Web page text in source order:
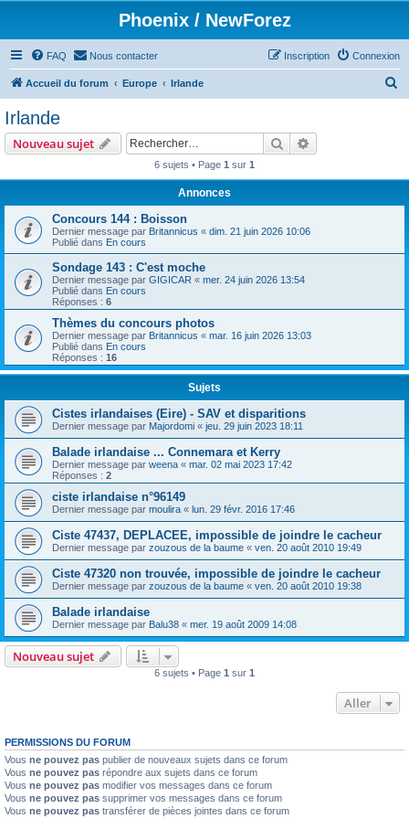
Phoenix / NewForez
FAQ Nous contacter Connexion
Inscription
Accueil du forum Europe Irlande
e
Irlande
Nouveau sujet Rechercher
6 sujets • Page 1 sur 1
Annonces
Concours 144 : Boisson
Dernier message par Britannicus « dim. 21 juin 2026 10:06
Publié dans En cours
Sondage 143 : C'est moche
Dernier message par GIGICAR « mer. 24 juin 2026 13:54
Publié dans En cours
Réponses : 6
Thèmes du concours photos
Dernier message par Britannicus « mar. 16 juin 2026 13:03
Publié dans En cours
Réponses : 16
Sujets
Cistes irlandaises (Eire) - SAV et disparitions
Dernier message par Majordomi « jeu. 29 juin 2023 18:11
Balade irlandaise ... Connemara et Kerry
Dernier message par weena « mar. 02 mai 2023 17:42
Réponses : 2
ciste irlandaise n°96149
Dernier message par moulira « lun. 29 févr. 2016 17:46
Ciste 47437, DEPLACEE, impossible de joindre le cacheur
Dernier message par zouzous de la baume « ven. 20 août 2010 19:49
Ciste 47320 non trouvée, impossible de joindre le cacheur
Dernier message par zouzous de la baume « ven. 20 août 2010 19:38
Balade irlandaise
Dernier message par Balu38 « mer. 19 août 2009 14:08
Nouveau sujet
6 sujets • Page 1 sur 1
Aller
PERMISSIONS DU FORUM
Vous ne pouvez pas publier de nouveaux sujets dans ce forum
Vous ne pouvez pas répondre aux sujets dans ce forum
Vous ne pouvez pas modifier vos messages dans ce forum
Vous ne pouvez pas supprimer vos messages dans ce forum
Vous ne pouvez pas transférer de pièces jointes dans ce forum